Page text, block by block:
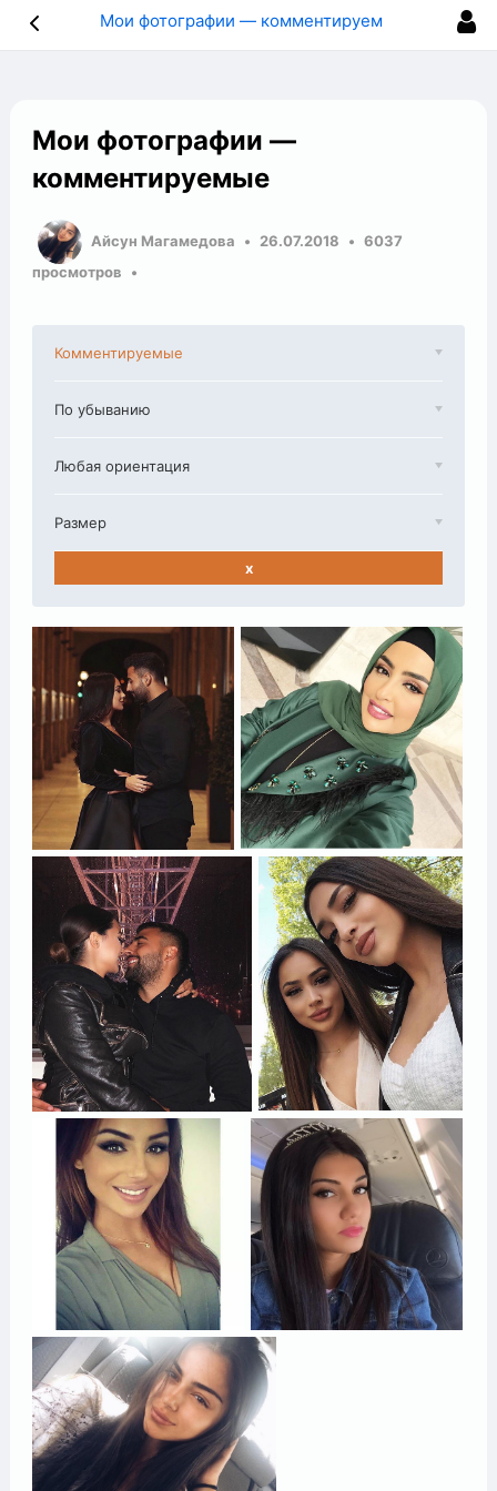
Мои фотографии —
комментируемые
Айсун Магамедова 26.07.2018
6037
просмотров
Комментируемые
По убыванию
Любая ориентация
Размер
x